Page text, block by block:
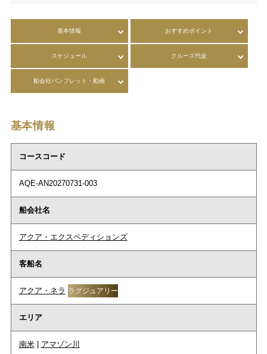
基本情報 おすすめポイント
スケジュール クルーズ代金
船会社パンフレット・動画
基本情報
コースコード
AQE-AN20270731-003
船会社名
アクア・エクスペディションズ
客船名
アクア・ネラ ラグジュアリー
エリア
南米| アマゾン川